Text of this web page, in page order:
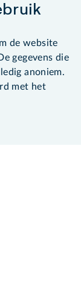
de website
gegevens die
anoniem.
met het